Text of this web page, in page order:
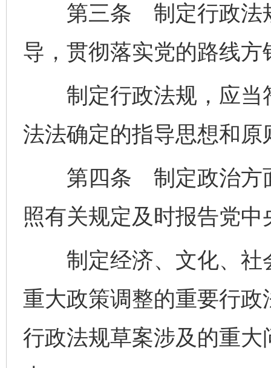
第三条 制定行政法规
导，贯彻落实党的路线
制定行政法规，应当
法法确定的指导思想和原
第四条 制定政治方面
照有关规定及时报告党中
制定经济、文化、社
重大政策调整的重要行
行政法规草案涉及的重